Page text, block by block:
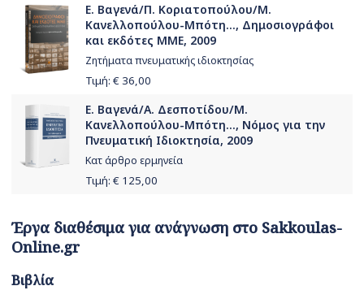
Ε. Βαγενά/Π. Κοριατοπούλου/Μ.
Κανελλοπούλου-Μπότη..., Δημοσιογράφοι
και εκδότες ΜΜΕ, 2009
Ζητήματα πνευματικής ιδιοκτησίας
Τιμή: € 36,00
Ε. Βαγενά/Α. Δεσποτίδου/Μ.
Κανελλοπούλου-Μπότη..., Νόμος για την
Πνευματική Ιδιοκτησία, 2009
Κατ άρθρο ερμηνεία
Τιμή: € 125,00
Έργα διαθέσιμα για ανάγνωση στο Sakkoulas-
Online.gr
Βιβλία